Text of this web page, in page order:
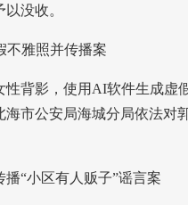
没收。
不雅照并传播案
性背影，使用AI软件生成虚
市公安局海城分局依法对
“小区有人贩子”谣言案